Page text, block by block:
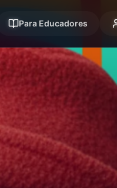
Para Educadores